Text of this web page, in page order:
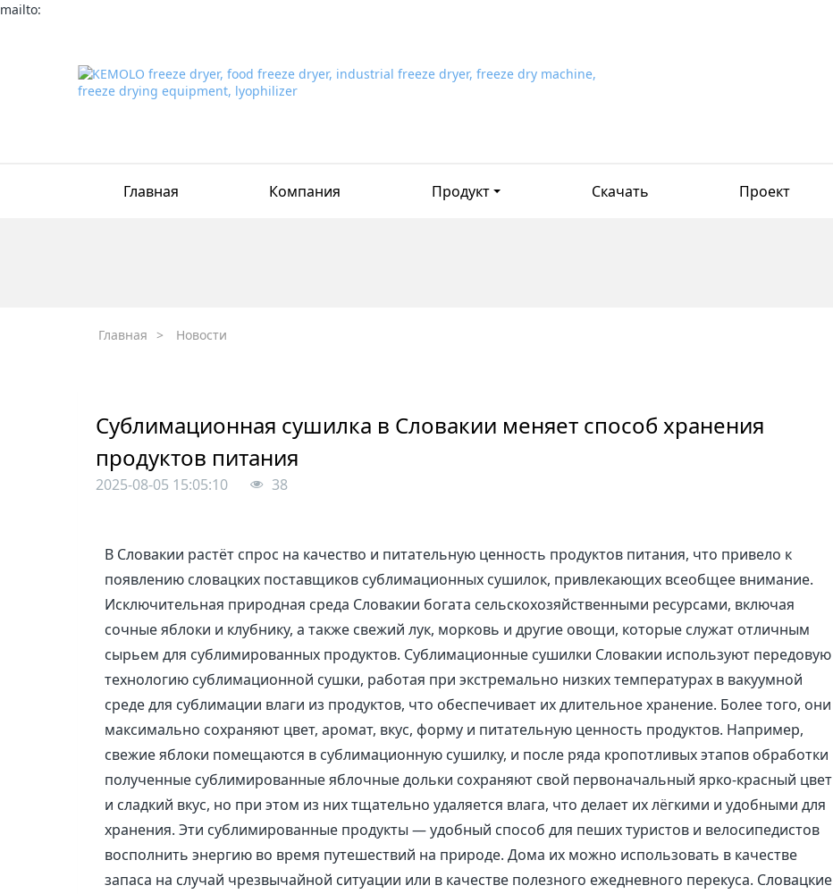
mailto:
Главная Компания Продукт Скачать Проект
Главная > Новости
Сублимационная сушилка в Словакии меняет способ хранения
продуктов питания
2025-08-05 15:05:10 38
В Словакии растёт спрос на качество и питательную ценность продуктов питания, что привело к
появлению словацких поставщиков сублимационных сушилок, привлекающих всеобщее внимание.
Исключительная природная среда Словакии богата сельскохозяйственными ресурсами, включая
сочные яблоки и клубнику, а также свежий лук, морковь и другие овощи, которые служат отличным
сырьем для сублимированных продуктов. Сублимационные сушилки Словакии используют передовую
технологию сублимационной сушки, работая при экстремально низких температурах в вакуумной
среде для сублимации влаги из продуктов, что обеспечивает их длительное хранение. Более того, они
максимально сохраняют цвет, аромат, вкус, форму и питательную ценность продуктов. Например,
свежие яблоки помещаются в сублимационную сушилку, и после ряда кропотливых этапов обработки
полученные сублимированные яблочные дольки сохраняют свой первоначальный ярко-красный цвет
и сладкий вкус, но при этом из них тщательно удаляется влага, что делает их лёгкими и удобными для
хранения. Эти сублимированные продукты — удобный способ для пеших туристов и велосипедистов
восполнить энергию во время путешествий на природе. Дома их можно использовать в качестве
запаса на случай чрезвычайной ситуации или в качестве полезного ежедневного перекуса. Словацкие